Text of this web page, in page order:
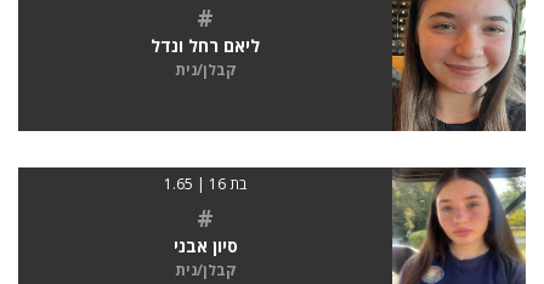
#
ליאם רחל ונדל
קבלן/נית
בת 16 | 1.65
#
סיון אבני
קבלן/נית